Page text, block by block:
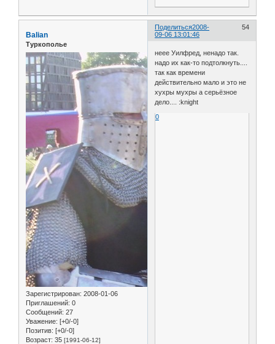
Поделиться 54
2008-
09-06 13:01:46
Balian
Туркополье
Зарегистрирован: 2008-01-06
Приглашений: 0
Сообщений: 27
Уважение: [+0/-0]
Позитив: [+0/-0]
Возраст: 35 [1991-06-12]
неее Уилфред, ненадо так.
надо их как-то подтолкнуть....
так как времени
действительно мало и это не
хухры мухры а серьёзное
дело.... :knight
0